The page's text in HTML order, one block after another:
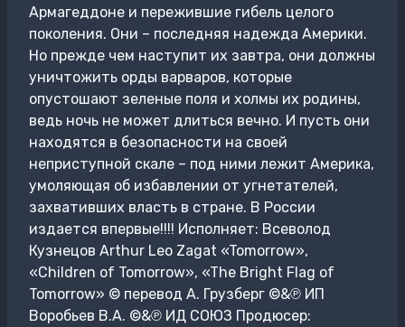
Армагеддоне и пережившие гибель целого
поколения. Они – последняя надежда Америки.
Но прежде чем наступит их завтра, они должны
уничтожить орды варваров, которые
опустошают зеленые поля и холмы их родины,
ведь ночь не может длиться вечно. И пусть они
находятся в безопасности на своей
неприступной скале – под ними лежит Америка,
умоляющая об избавлении от угнетателей,
захвативших власть в стране. В России
издается впервые!!!! Исполняет: Всеволод
Кузнецов Arthur Leo Zagat «Tomorrow»,
«Children of Tomorrow», «The Bright Flag of
Tomorrow» © перевод А. Грузберг ©&℗ ИП
Воробьев В.А. ©&℗ ИД СОЮЗ Продюсер: